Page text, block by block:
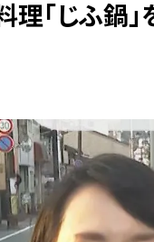
「じふ鍋」